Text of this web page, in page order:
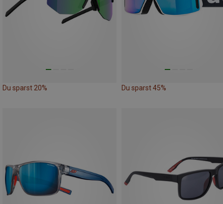
Du sparst 20% Du sparst 45%